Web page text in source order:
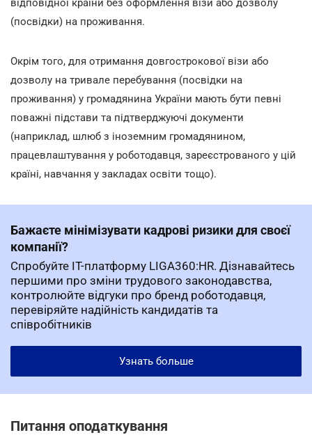
відповідної країни без оформлення візи або дозволу
(посвідки) на проживання.
Окрім того, для отримання довгострокової візи або
дозволу на тривале перебування (посвідки на
проживання) у громадянина України мають бути певні
поважні підстави та підтверджуючі документи
(наприклад, шлюб з іноземним громадянином,
працевлаштування у роботодавця, зареєстрованого у цій
країні, навчання у закладах освіти тощо).
Бажаєте мінімізувати кадрові ризики для своєї
компанії?
Спробуйте ІТ-платформу LIGA360:HR. Дізнавайтесь
першими про зміни трудового законодавства,
контролюйте відгуки про бренд роботодавця,
перевіряйте надійність кандидатів та
співробітників
Узнать больше
Питання оподаткування